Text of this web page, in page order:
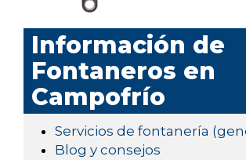
Información de
Fontaneros en
Campofrío
Servicios de fontanería
Blog y consejos